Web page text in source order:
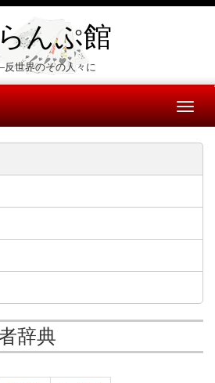
んぷ館
世界のその人々に
辞典